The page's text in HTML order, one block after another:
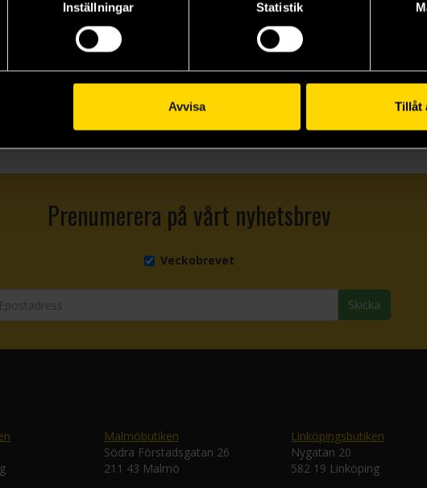
Inställningar Statistik
Avvisa Tillåt
Root Board Game
499 kr
Beställ
Root Board Game
Läs mer
Root Board
Läs
Prenumerera på vårt nyhetsbrev
Veckobrevet
Skicka
Malmöbutiken
Södra Förstadsgatan 26
211 43 Malmö
Linköpingsbutiken
Nygatan 20
582 19 Linköping